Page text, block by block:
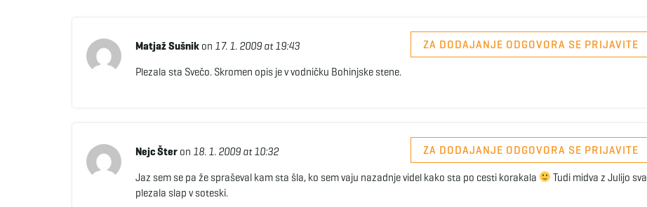
Matjaž Sušnikon 17. 1. 2009 at 19:43 ZA DODAJANJE ODGOVORA SE PRIJAVITE
Plezala sta Svečo. Skromen opis je v vodničku Bohinjske stene.
Nejc Šteron 18. 1. 2009 at 10:32 ZA DODAJANJE ODGOVORA SE PRIJAVITE
Jaz sem se pa že spraševal kam sta šla, ko sem vaju nazadnje videl kako sta po cesti korakala
Tudi midva z Julijo sva
plezala slap v soteski.